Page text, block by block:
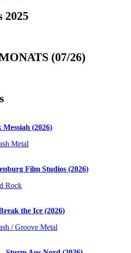
2025
(07/26)
(2026)
Metal
Film Studios (2026)
Rock
the Ice (2026)
/ Groove Metal